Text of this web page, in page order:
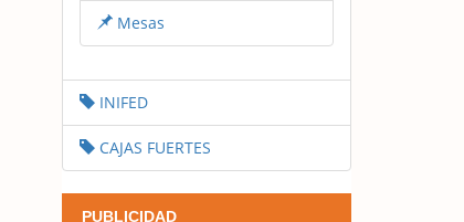
Mesas
INIFED
CAJAS FUERTES
PUBLICIDAD